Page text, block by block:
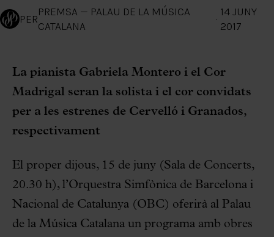
PER
PREMSA — PALAU DE LA MÚSICA
CATALANA
·
14 JUNY
2017
La pianista Gabriela Montero i el Cor
Madrigal seran la solista i el cor convidats
per a les estrenes de Cervelló i Granados,
respectivament
El proper dijous, 15 de juny (Sala de Concerts,
20.30 h), l’Orquestra Simfònica de Barcelona i
Nacional de Catalunya (OBC) oferirà al Palau
de la Música Catalana un programa amb obres